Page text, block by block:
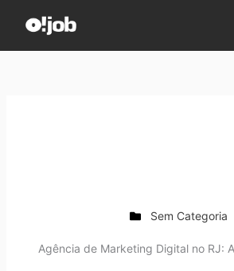
Sem Categoria
Agência de Marketing Digital no RJ: